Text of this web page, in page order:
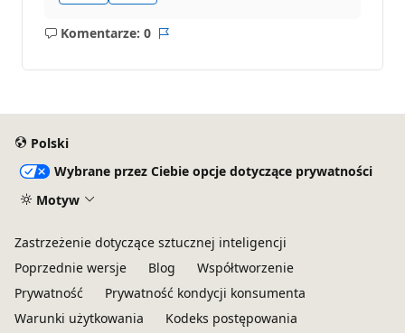
Komentarze: 0
Brak
Polski
Wybrane przez Ciebie opcje dotyczące prywatności
Motyw
Zastrzeżenie dotyczące sztucznej inteligencji
Poprzednie wersje
Blog
Współtworzenie
Prywatność
Prywatność kondycji konsumenta
Warunki użytkowania
Kodeks postępowania